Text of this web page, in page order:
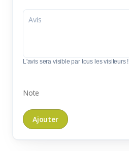
L'avis sera visible par tous les visiteurs !
Note